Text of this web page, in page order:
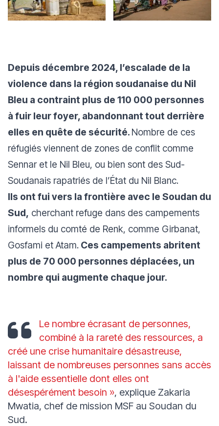
Depuis décembre 2024, l’escalade de la
violence dans la région soudanaise du Nil
Bleu a contraint plus de 110 000 personnes
à fuir leur foyer, abandonnant tout derrière
elles en quête de sécurité. Nombre de ces
réfugiés viennent de zones de conflit comme
Sennar et le Nil Bleu, ou bien sont des Sud-
Soudanais rapatriés de l’État du Nil Blanc.
Ils ont fui vers la frontière avec le Soudan du
Sud, cherchant refuge dans des campements
informels du comté de Renk, comme Girbanat,
Gosfami et Atam. Ces campements abritent
plus de 70 000 personnes déplacées, un
nombre qui augmente chaque jour.
Le nombre écrasant de personnes,
combiné à la rareté des ressources, a
créé une crise humanitaire désastreuse,
laissant de nombreuses personnes sans accès
à l'aide essentielle dont elles ont
désespérément besoin », explique Zakaria
Mwatia, chef de mission MSF au Soudan du
Sud.